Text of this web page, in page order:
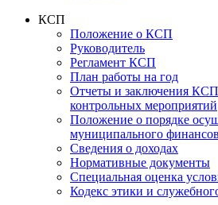
КСП
Положение о КСП
Руководитель
Регламент КСП
План работы на год
Отчеты и заключения
контрольных мероприятий
Положение о порядке
муниципального
Сведения о доходах
Нормативные документы
Специальная оценка
Кодекс этики и